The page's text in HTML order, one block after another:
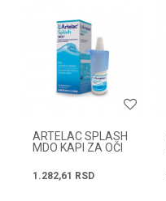
ARTELAC SPLASH
MDO KAPI ZA OČI
1.282,61 RSD